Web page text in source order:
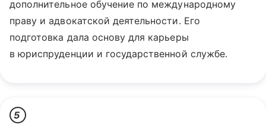
дополнительное обучение по международному
праву и адвокатской деятельности. Его
подготовка дала основу для карьеры
в юриспруденции и государственной службе.
5